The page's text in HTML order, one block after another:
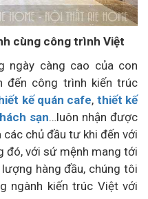
cùng công trình Việt
ngày càng cao của con
đến công trình kiến trúc
kế quán cafe, thiết kế
sạn…luôn nhận được
chủ đầu tư khi đến với
đó, với sứ mệnh mang tới
hàng đầu, chúng tôi
ngành kiến trúc Việt với